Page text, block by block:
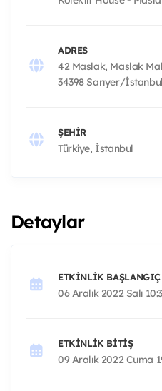
ADRES
42 Maslak, Maslak
34398 Sarıyer/İstanbul
ŞEHIR
Türkiye, İstanbul
Detaylar
ETKINLIK BAŞLANGIÇ
06 Aralık 2022 Salı
ETKINLIK BITIŞ
09 Aralık 2022 Cuma